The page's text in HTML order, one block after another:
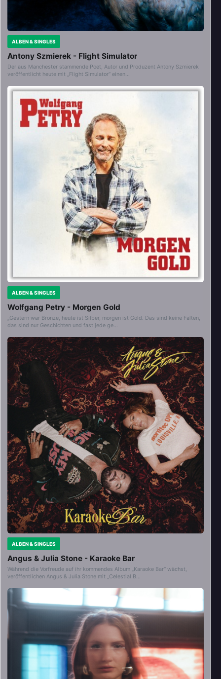
ALBEN & SINGLES
Antony Szmierek - Flight Simulator
Der aus Manchester stammende Poet, Autor und Produzent Antony Szmierek
veröffentlicht heute mit „Flight Simulator“ einen…
ALBEN & SINGLES
Wolfgang Petry - Morgen Gold
„Gestern war Bronze, heute ist Silber, morgen ist Gold. Das sind keine Falten,
das sind nur Geschichten und fast jede ge…
ALBEN & SINGLES
Angus & Julia Stone - Karaoke Bar
Während die Vorfreude auf ihr kommendes Album „Karaoke Bar“ wächst,
veröffentlichen Angus & Julia Stone mit „Celestial B…